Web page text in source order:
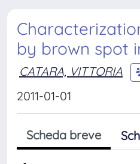
by brown spot
CATARA, VITTORIA
2011-01-01
Scheda breve